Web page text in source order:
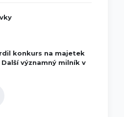
konkurs na majetek
významný milník v